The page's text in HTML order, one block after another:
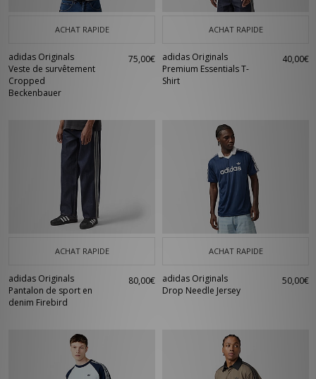
ACHAT RAPIDE
adidas Originals
Veste de survêtement
Cropped
Beckenbauer
75,00€
ACHAT RAPIDE
adidas Originals
Premium Essentials T-
Shirt
40,00€
ACHAT RAPIDE
adidas Originals
Pantalon de sport en
denim Firebird
80,00€
ACHAT RAPIDE
adidas Originals
Drop Needle Jersey
50,00€